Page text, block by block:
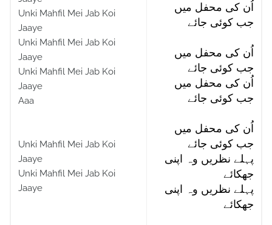
Unki Mahfil Mei Jab Koi
Jaaye
Unki Mahfil Mei Jab Koi
Jaaye
Unki Mahfil Mei Jab Koi
Jaaye
Aaa
Unki Mahfil Mei Jab Koi
Jaaye
Unki Mahfil Mei Jab Koi
Jaaye
اُن کی محفل میں
جب کوئی جائے
اُن کی محفل میں
جب کوئی جائے
اُن کی محفل میں
جب کوئی جائے
اُن کی محفل میں
جب کوئی جائے
پہلے نظریں وہ اپنی
جھکائے
پہلے نظریں وہ اپنی
جھکائے